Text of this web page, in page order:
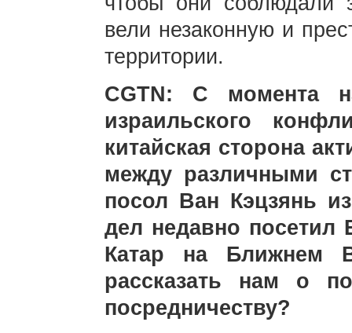
вели незаконную и
территории.
CGTN: С момента
израильского
китайская сторона
между различными
посол Ван Кэцзянь
дел недавно посетил
Катар на Ближнем
рассказать нам о
посредничеству?